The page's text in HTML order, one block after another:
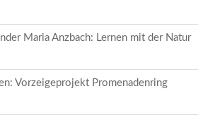
Maria Anzbach: Lernen mit der Natur
Vorzeigeprojekt Promenadenring